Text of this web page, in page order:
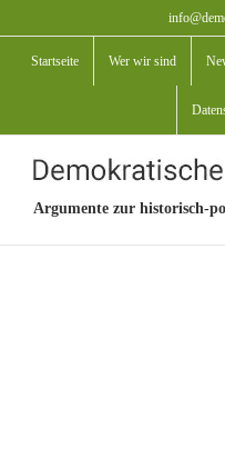
Inhalt
springen
Startseite Wer wir sind
Argumente zur historisch-